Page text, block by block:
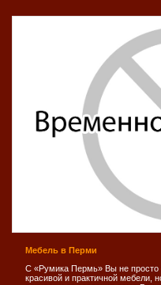
Мебель в Перми
С «Румика Пермь» Вы не просто
красивой и практичной мебели,